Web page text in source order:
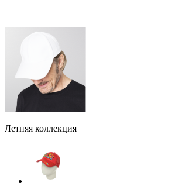
Летняя коллекция